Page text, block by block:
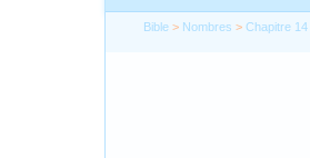
Bible > Nombres >Chapitre 14